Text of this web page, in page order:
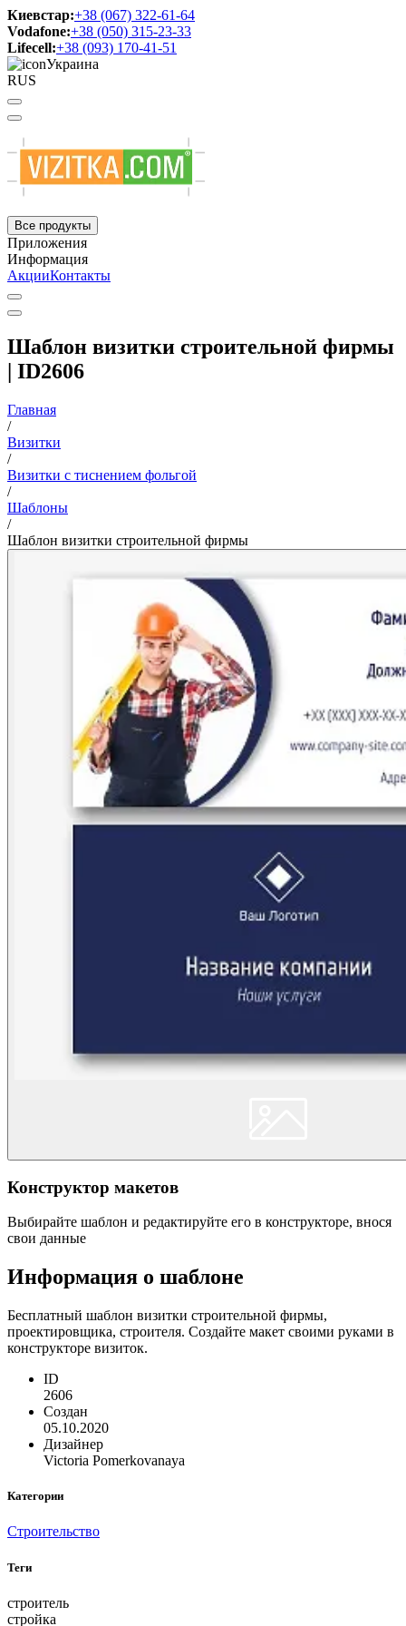
Киевстар:+38 (067) 322-61-64
Vodafone:+38 (050) 315-23-33
Lifecell:+38 (093) 170-41-51
Украина
RUS
Все продукты
Приложения
Информация
АкцииКонтакты
Шаблон визитки строительной фирмы
| ID2606
Главная
/
Визитки
/
Визитки с тиснением фольгой
/
Шаблоны
/
Шаблон визитки строительной фирмы
Конструктор макетов
Выбирайте шаблон и редактируйте его в конструкторе, внося
свои данные
Информация о шаблоне
Бесплатный шаблон визитки строительной фирмы,
проектировщика, строителя. Создайте макет своими руками в
конструкторе визиток.
ID
2606
Создан
05.10.2020
Дизайнер
Victoria Pomerkovanaya
Категории
Строительство
Теги
строитель
стройка